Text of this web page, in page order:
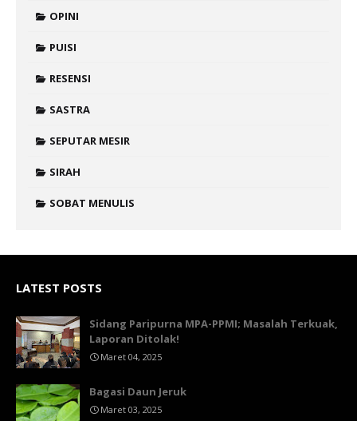
OPINI
PUISI
RESENSI
SASTRA
SEPUTAR MESIR
SIRAH
SOBAT MENULIS
LATEST POSTS
Sidang Paripurna MPA-PPMI; Masalah Terkuak,
Laporan Ditolak!
Maret 04, 2025
Bagasi Daun Jeruk
Maret 03, 2025